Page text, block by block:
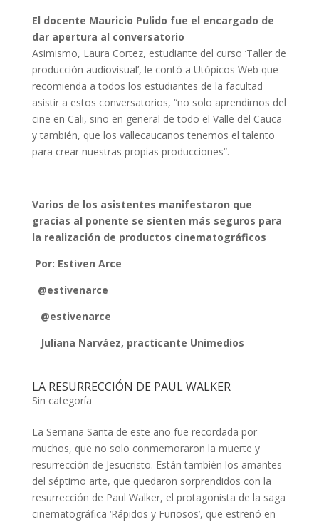
El docente Mauricio Pulido fue el encargado de
dar apertura al conversatorio
Asimismo, Laura Cortez, estudiante del curso ‘Taller de
producción audiovisual’, le contó a Utópicos Web que
recomienda a todos los estudiantes de la facultad
asistir a estos conversatorios, “no solo aprendimos del
cine en Cali, sino en general de todo el Valle del Cauca
y también, que los vallecaucanos tenemos el talento
para crear nuestras propias producciones“.
Varios de los asistentes manifestaron que
gracias al ponente se sienten más seguros para
la realización de productos cinematográficos
Por: Estiven Arce
@estivenarce_
@estivenarce
Juliana Narváez, practicante Unimedios
LA RESURRECCIÓN DE PAUL WALKER
Sin categoría
La Semana Santa de este año fue recordada por
muchos, que no solo conmemoraron la muerte y
resurrección de Jesucristo. Están también los amantes
del séptimo arte, que quedaron sorprendidos con la
resurrección de Paul Walker, el protagonista de la saga
cinematográfica ‘Rápidos y Furiosos’, que estrenó en